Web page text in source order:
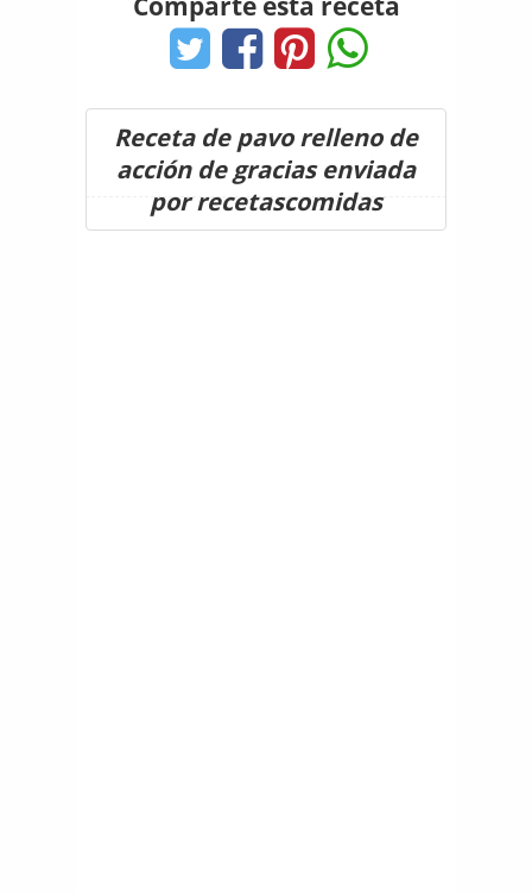
Receta de pavo relleno de
acción de gracias enviada
por recetascomidas